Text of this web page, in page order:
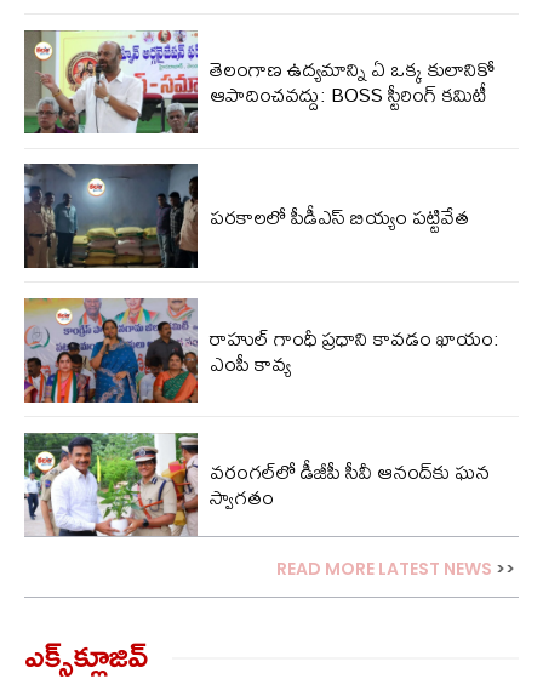
తెలంగాణ ఉద్యమాన్ని ఏ ఒక్క కులానికో
ఆపాదించవద్దు: BOSS స్టీరింగ్ కమిటీ
పరకాలలో పీడీఎస్‌ బియ్యం పట్టివేత
రాహుల్ గాంధీ ప్రధాని కావడం ఖాయం:
ఎంపీ కావ్య
వరంగల్‌లో డీజీపీ సీవీ ఆనంద్‌కు ఘన
స్వాగతం
READ MORE LATEST NEWS >>
ఎక్స్‌క్లూజివ్‌